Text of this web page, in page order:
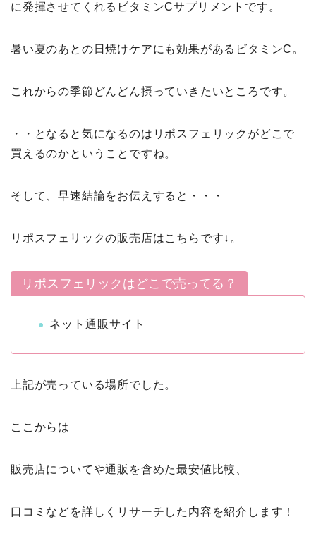
に発揮させてくれるビタミンCサプリメントです。
暑い夏のあとの日焼けケアにも効果があるビタミンC。
これからの季節どんどん摂っていきたいところです。
・・となると気になるのはリポスフェリックがどこで
買えるのかということですね。
そして、早速結論をお伝えすると・・・
リポスフェリックの販売店はこちらです↓。
リポスフェリックはどこで売ってる？
ネット通販サイト
上記が売っている場所でした。
ここからは
販売店についてや通販を含めた最安値比較、
口コミなどを詳しくリサーチした内容を紹介します！